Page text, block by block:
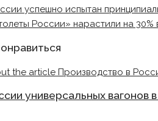
успешно испытан
России» нарастили на
универсальных вагонов